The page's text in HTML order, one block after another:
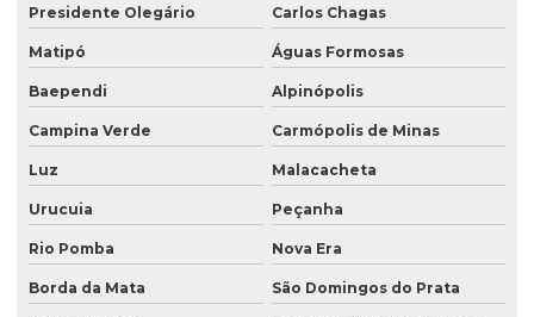
Presidente Olegário Carlos Chagas
Matipó Águas Formosas
Baependi Alpinópolis
Campina Verde Carmópolis de Minas
Luz Malacacheta
Urucuia Peçanha
Rio Pomba Nova Era
Borda da Mata São Domingos do Prata